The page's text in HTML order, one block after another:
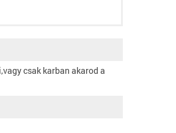
csak karban akarod a